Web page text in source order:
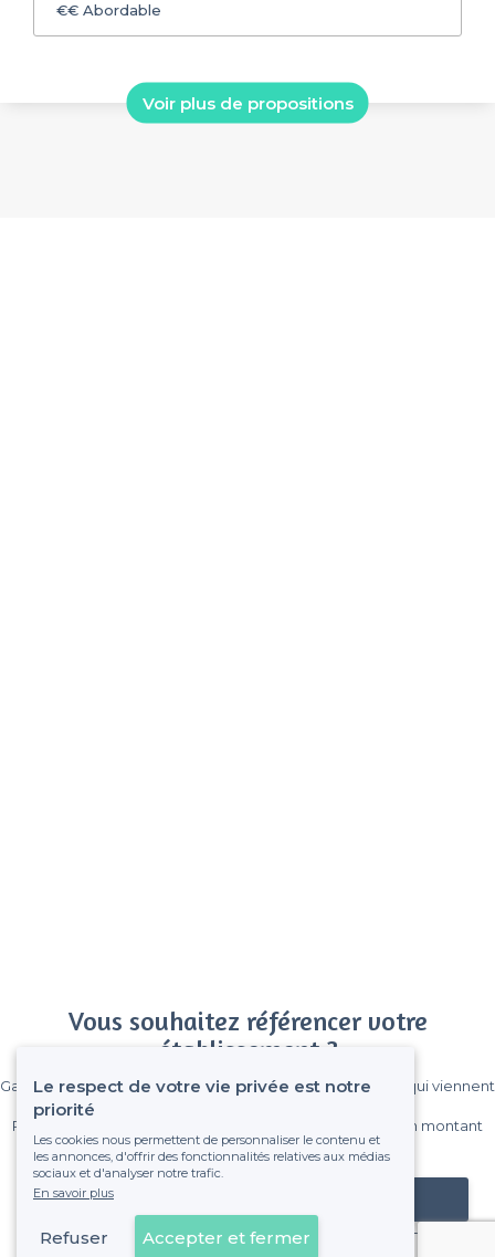
€€ Abordable
Voir plus de propositions
Vous souhaitez référencer votre
établissement ?
Gagnez de nombreux clients parmi le million de visiteurs qui viennent
Pas de commissions et sans engagement, vous payez un montant
fixe sans risque de voir déraper la facture.
Référencer mon établissement
Le respect de votre vie privée est notre
priorité
Les cookies nous permettent de personnaliser le contenu et
les annonces, d'offrir des fonctionnalités relatives aux médias
sociaux et d'analyser notre trafic.
En savoir plus
Refuser Accepter et fermer